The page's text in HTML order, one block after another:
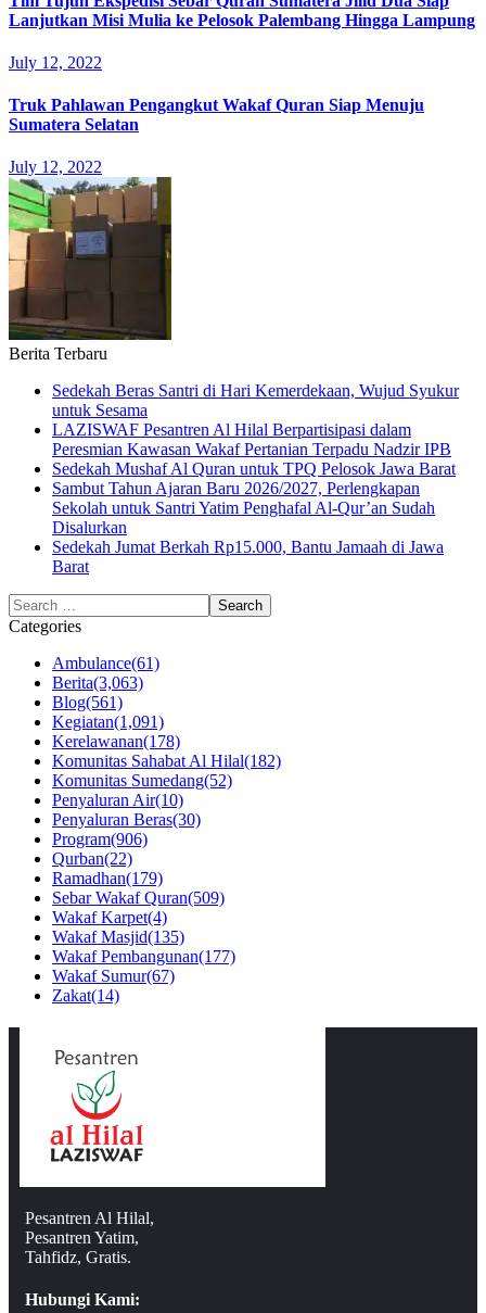
Lanjutkan Misi Mulia ke Pelosok Palembang Hingga Lampung
July 12, 2022
Truk Pahlawan Pengangkut Wakaf Quran Siap Menuju
Sumatera Selatan
July 12, 2022
Berita Terbaru
Sedekah Beras Santri di Hari Kemerdekaan, Wujud Syukur
untuk Sesama
LAZISWAF Pesantren Al Hilal Berpartisipasi dalam
Peresmian Kawasan Wakaf Pertanian Terpadu Nadzir IPB
Sedekah Mushaf Al Quran untuk TPQ Pelosok Jawa Barat
Sambut Tahun Ajaran Baru 2026/2027, Perlengkapan
Sekolah untuk Santri Yatim Penghafal Al-Qur’an Sudah
Disalurkan
Sedekah Jumat Berkah Rp15.000, Bantu Jamaah di Jawa
Barat
Categories
Ambulance(61)
Berita(3,063)
Blog(561)
Kegiatan(1,091)
Kerelawanan(178)
Komunitas Sahabat Al Hilal(182)
Komunitas Sumedang(52)
Penyaluran Air(10)
Penyaluran Beras(30)
Program(906)
Qurban(22)
Ramadhan(179)
Sebar Wakaf Quran(509)
Wakaf Karpet(4)
Wakaf Masjid(135)
Wakaf Pembangunan(177)
Wakaf Sumur(67)
Zakat(14)
Pesantren Al Hilal,
Pesantren Yatim,
Tahfidz, Gratis.
Hubungi Kami: